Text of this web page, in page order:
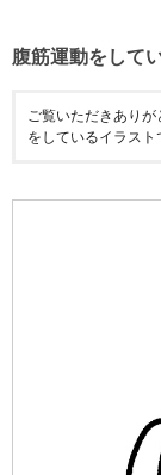
腹筋運動をして
ご覧いただきあり
をしているイラスト